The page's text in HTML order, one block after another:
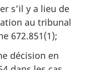
s’il y a lieu de
au tribunal
672.851(1);
décision en